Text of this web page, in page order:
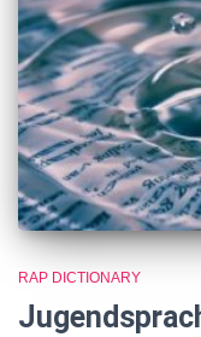
RAP DICTIONARY